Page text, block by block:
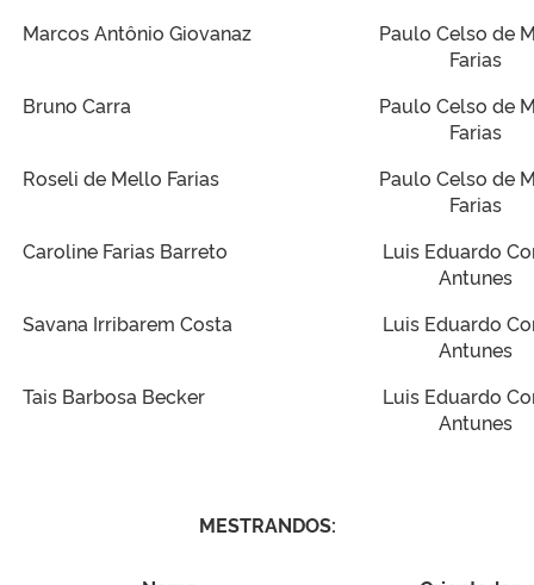
Marcos Antônio Giovanaz
Paulo Celso de
Farias
Bruno Carra
Paulo Celso de
Farias
Roseli de Mello Farias
Paulo Celso de
Farias
Caroline Farias Barreto
Luis Eduardo
Antunes
Savana Irribarem Costa
Luis Eduardo
Antunes
Tais Barbosa Becker
Luis Eduardo
Antunes
MESTRANDOS: